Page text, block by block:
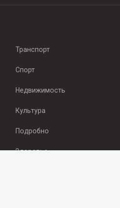
Транспорт
Спорт
Недвижимость
Культура
Подробно
Здоровье